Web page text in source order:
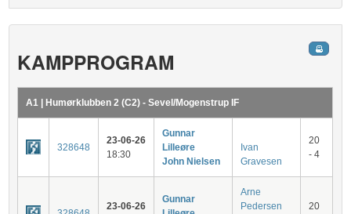
KAMPPROGRAM
A1 | Humørklubben 2 (C2) - Sevel/Mogenstrup IF
328648
23-06-26
18:30
Gunnar
Lilleøre
John Nielsen
Ivan
Gravesen
20
- 4
23-06-26
Gunnar
Arne
Pedersen
20